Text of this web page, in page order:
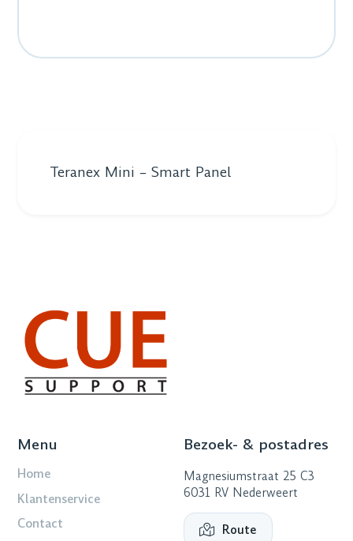
Teranex Mini – Smart Panel
Menu
Home
Klantenservice
Contact
Bezoek- & postadres
Magnesiumstraat 25 C3
6031 RV Nederweert
Route